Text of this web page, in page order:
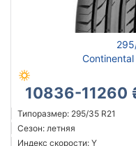
10836-11260
Типоразмер: 295/35 R21
Сезон: летняя
Индекс скорости: Y